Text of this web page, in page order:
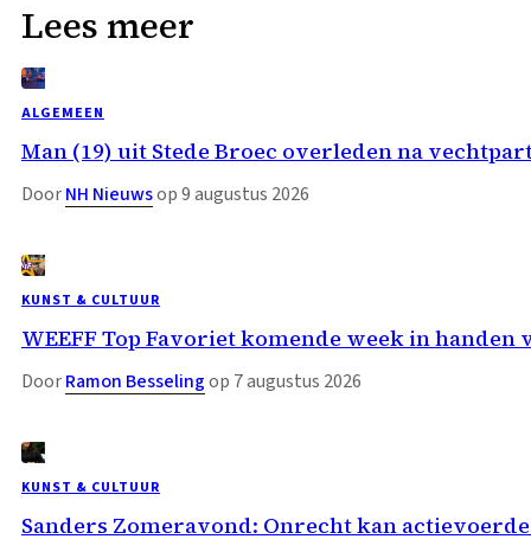
Lees meer
ALGEMEEN
Man (19) uit Stede Broec overleden na
DoorNH Nieuwsop 9 augustus 2026
KUNST & CULTUUR
WEEFF Top Favoriet komende week in handen
DoorRamon Besselingop 7 augustus 2026
KUNST & CULTUUR
Sanders Zomeravond: Onrecht kan